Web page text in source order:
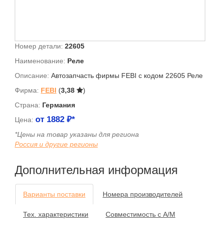
Номер детали: 22605
Наименование: Реле
Описание: Автозапчасть фирмы FEBI с кодом 22605 Реле
Фирма: FEBI (3,38
)
Страна: Германия
Цена: от 1882 ₽*
*Цены на товар указаны для региона
Россия и другие регионы
Дополнительная информация
Варианты поставки Номера производителей
Тех. характеристики Совместимость с А/М